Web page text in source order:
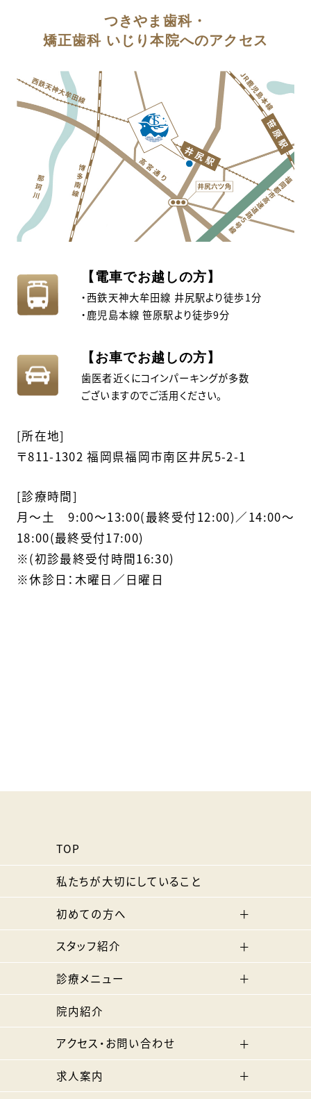
つきやま歯科・
矯正歯科 いじり本院へのアクセス
【電車でお越しの方】
・西鉄天神大牟田線 井尻駅より徒歩1分
・鹿児島本線 笹原駅より徒歩9分
【お車でお越しの方】
歯医者近くにコインパーキングが多数
ございますのでご活用ください。
[所在地]
〒811-1302 福岡県福岡市南区井尻5-2-1
[診療時間]
月〜土 9:00～13:00(最終受付12:00)／14:00～
18:00(最終受付17:00)
※(初診最終受付時間16:30)
※休診日：木曜日／日曜日
TOP
私たちが大切にしていること
初めての方へ
スタッフ紹介
診療メニュー
院内紹介
アクセス・お問い合わせ
求人案内